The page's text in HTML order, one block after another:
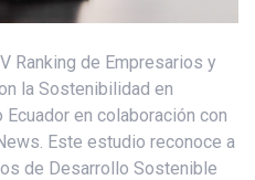
Ranking de Empresarios y
la Sostenibilidad en
en colaboración con
Este estudio reconoce a
de Desarrollo Sostenible